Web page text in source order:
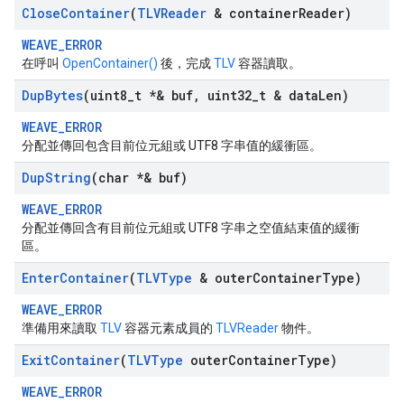
CloseContainer(TLVReader & containerReader)
WEAVE_ERROR
在呼叫 OpenContainer() 後，完成TLV容器讀取。
DupBytes(uint8 t *& buf, uint32 t & dataLen)
WEAVE_ERROR
分配並傳回包含目前位元組或 UTF8 字串值的緩衝區。
DupString(char *& buf)
WEAVE_ERROR
分配並傳回含有目前位元組或 UTF8 字串之空值結束值的緩衝
區。
EnterContainer(TLVType & outerContainerType)
WEAVE_ERROR
準備用來讀取 TLV容器元素成員的 TLVReader物件。
ExitContainer(TLVType outerContainerType)
WEAVE_ERROR